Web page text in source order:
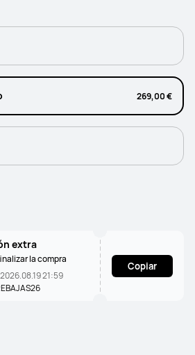
269,00 €
extra
la compra
21:59
Copiar